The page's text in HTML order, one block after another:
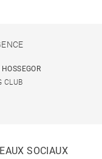
CLUB
SOCIAUX